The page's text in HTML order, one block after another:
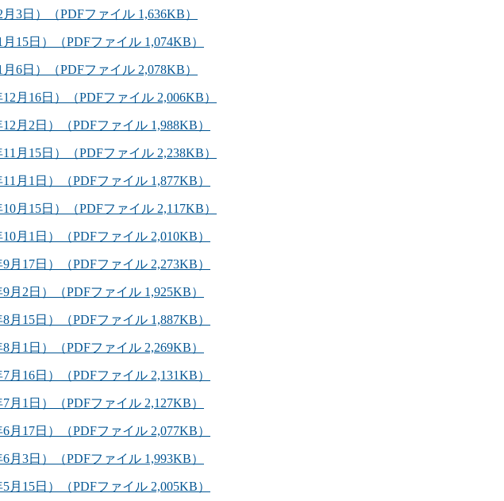
3日）（PDFファイル 1,636KB）
15日）（PDFファイル 1,074KB）
6日）（PDFファイル 2,078KB）
月16日）（PDFファイル 2,006KB）
月2日）（PDFファイル 1,988KB）
月15日）（PDFファイル 2,238KB）
月1日）（PDFファイル 1,877KB）
月15日）（PDFファイル 2,117KB）
月1日）（PDFファイル 2,010KB）
月17日）（PDFファイル 2,273KB）
月2日）（PDFファイル 1,925KB）
月15日）（PDFファイル 1,887KB）
月1日）（PDFファイル 2,269KB）
月16日）（PDFファイル 2,131KB）
月1日）（PDFファイル 2,127KB）
月17日）（PDFファイル 2,077KB）
月3日）（PDFファイル 1,993KB）
月15日）（PDFファイル 2,005KB）